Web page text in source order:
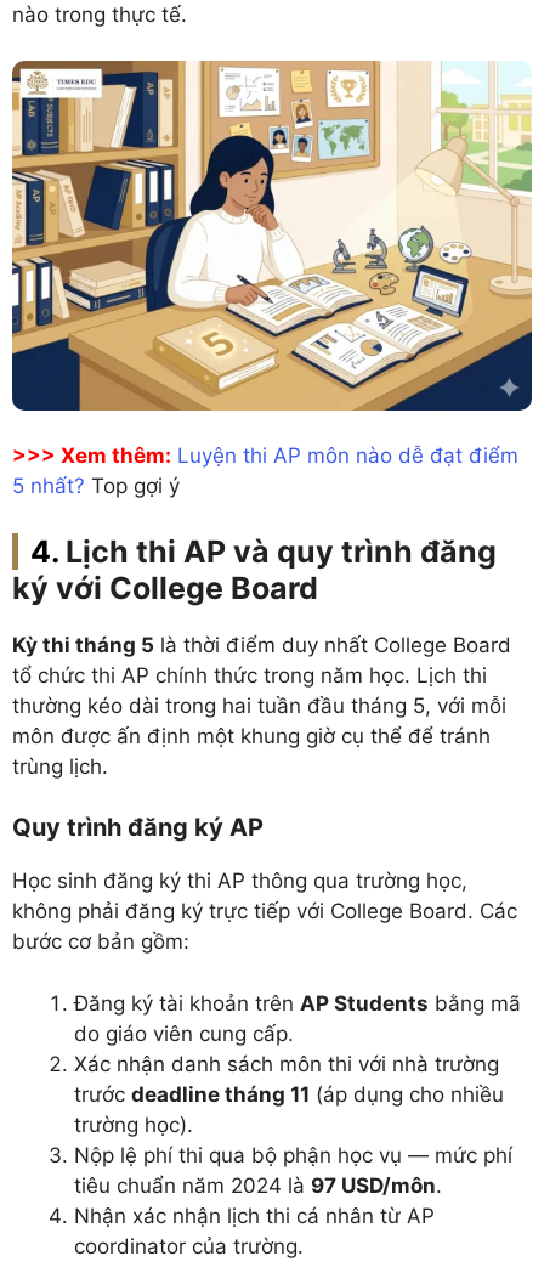
nào trong thực tế.
>>> Xem thêm: Luyện thi AP môn nào dễ đạt điểm
5 nhất? Top gợi ý
Lịch thi AP và quy trình đăng
ký với College Board
Kỳ thi tháng 5 là thời điểm duy nhất College Board
tổ chức thi AP chính thức trong năm học. Lịch thi
thường kéo dài trong hai tuần đầu tháng 5, với mỗi
môn được ấn định một khung giờ cụ thể để tránh
trùng lịch.
Quy trình đăng ký AP
Học sinh đăng ký thi AP thông qua trường học,
không phải đăng ký trực tiếp với College Board. Các
bước cơ bản gồm:
Đăng ký tài khoản trên AP Students bằng mã
do giáo viên cung cấp.
Xác nhận danh sách môn thi với nhà trường
trước deadline tháng 11 (áp dụng cho nhiều
trường học).
Nộp lệ phí thi qua bộ phận học vụ — mức phí
tiêu chuẩn năm 2024 là 97 USD/môn.
Nhận xác nhận lịch thi cá nhân từ AP
coordinator của trường.